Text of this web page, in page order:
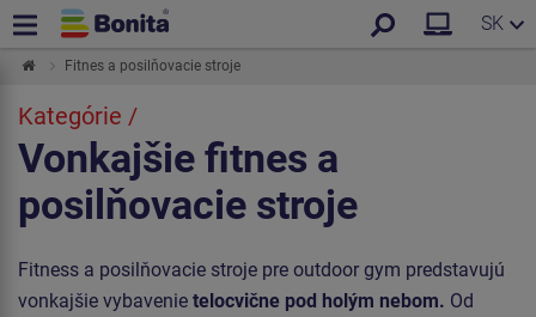
SK
Fitnes a posilňovacie stroje
Kategórie /
Vonkajšie fitnes a
posilňovacie stroje
Fitness a posilňovacie stroje pre outdoor gym predstavujú
vonkajšie vybavenie telocvične pod holým nebom. Od